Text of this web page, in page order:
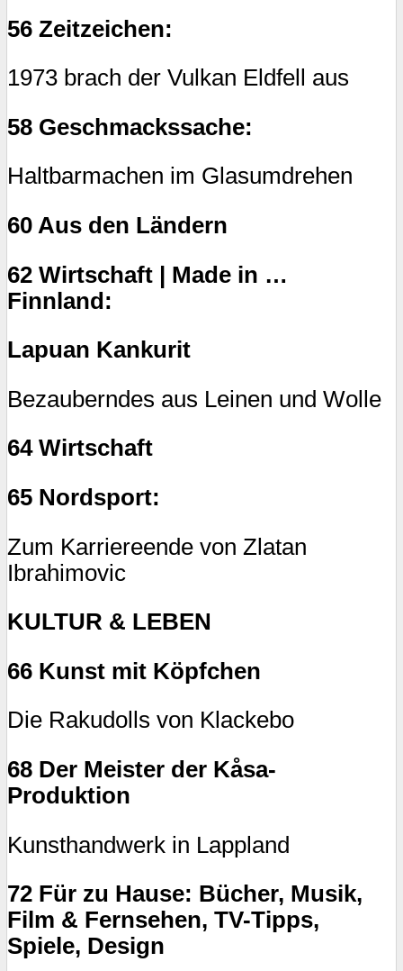
56 Zeitzeichen:
1973 brach der Vulkan Eldfell aus
58 Geschmackssache:
Haltbarmachen im Glasumdrehen
60 Aus den Ländern
62 Wirtschaft | Made in …
Finnland:
Lapuan Kankurit
Bezauberndes aus Leinen und Wolle
64 Wirtschaft
65 Nordsport:
Zum Karriereende von Zlatan
Ibrahimovic
KULTUR & LEBEN
66 Kunst mit Köpfchen
Die Rakudolls von Klackebo
68 Der Meister der Kåsa-
Produktion
Kunsthandwerk in Lappland
72 Für zu Hause: Bücher, Musik,
Film & Fernsehen, TV-Tipps,
Spiele, Design